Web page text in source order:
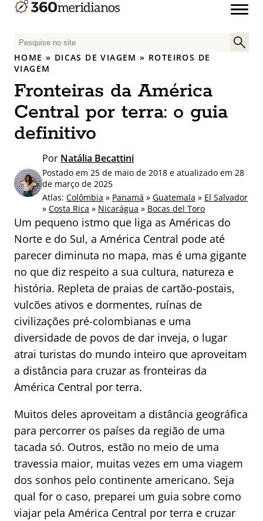
P
e
s
q
u
i
a
o
r
HOME » DICAS DE VIAGEM » ROTEIROS DE
VIAGEM
Fronteiras da América
Central por terra: o guia
definitivo
Por Natália Becattini
Postado em 25 de maio de 2018 e atualizado em 28
de março de 2025
Atlas: Colômbia » Panamá » Guatemala » El Salvador
» Costa Rica » Nicarágua » Bocas del Toro
Um pequeno istmo que liga as Américas do
Norte e do Sul, a América Central pode até
parecer diminuta no mapa, mas é uma gigante
no que diz respeito a sua cultura, natureza e
história. Repleta de praias de cartão-postais,
vulcões ativos e dormentes, ruínas de
civilizações pré-colombianas e uma
diversidade de povos de dar inveja, o lugar
atrai turistas do mundo inteiro que aproveitam
a distância para cruzar as fronteiras da
América Central por terra.
Muitos deles aproveitam a distância geográfica
para percorrer os países da região de uma
tacada só. Outros, estão no meio de uma
travessia maior, muitas vezes em uma viagem
dos sonhos pelo continente americano. Seja
qual for o caso, preparei um guia sobre como
viajar pela América Central por terra e cruzar